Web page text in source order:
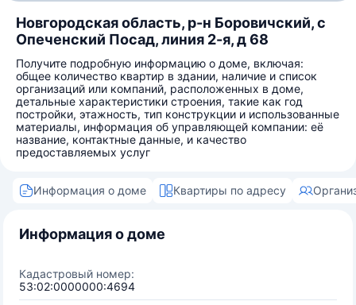
Новгородская область, р-н Боровичский, с
Опеченский Посад, линия 2-я, д 68
Получите подробную информацию о доме, включая:
общее количество квартир в здании, наличие и список
организаций или компаний, расположенных в доме,
детальные характеристики строения, такие как год
постройки, этажность, тип конструкции и использованные
материалы, информация об управляющей компании: её
название, контактные данные, и качество
предоставляемых услуг
Информация о доме Квартиры по адресу
Информация о доме
Кадастровый номер:
53:02:0000000:4694